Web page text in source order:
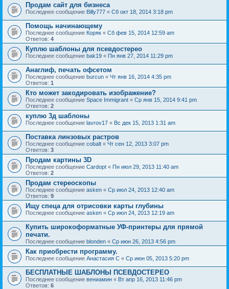
Продам сайт для бизнеса
Последнее сообщение Billy777 « Сб окт 18, 2014 3:18 pm
Помощь начинающему
Последнее сообщение Коряк « Сб фев 15, 2014 12:59 am
Ответов: 4
Куплю шаблоны для псевдостерео
Последнее сообщение bak19 « Пн янв 27, 2014 11:29 pm
Анаглиф, печать офсетом
Последнее сообщение burcun « Чт янв 16, 2014 4:35 pm
Ответов: 1
Кто может закодировать изображение?
Последнее сообщение Space Immigrant « Ср янв 15, 2014 9:41 pm
Ответов: 2
куплю 3д шаблоны
Последнее сообщение lavrov17 « Вс дек 15, 2013 1:31 am
Поставка линзовых растров
Последнее сообщение cobalt « Чт сен 12, 2013 3:07 pm
Ответов: 3
Продам картины 3D
Последнее сообщение Cardopt « Пн июл 29, 2013 11:40 am
Ответов: 2
Продам стереоскопы
Последнее сообщение asken « Ср июл 24, 2013 12:40 am
Ответов: 9
Ищу спеца для отрисовки карты глубины
Последнее сообщение asken « Ср июл 24, 2013 12:19 am
Купить широкоформатные УФ-принтеры для прямой
печати.
Последнее сообщение blonden « Ср июн 26, 2013 4:56 pm
Как приобрести программу.
Последнее сообщение Анастасия С « Ср июн 05, 2013 5:20 pm
БЕСПЛАТНЫЕ ШАБЛОНЫ ПСЕВДОСТЕРЕО
Последнее сообщение вениамин « Вт апр 16, 2013 11:46 pm
Ответов: 6